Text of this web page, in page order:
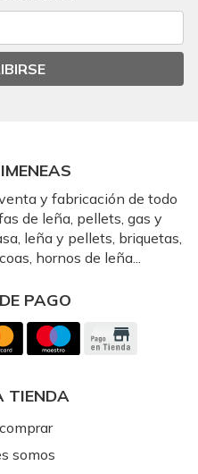
y fabricación de todo
de leña, pellets, gas y
leña y pellets, briquetas,
hornos de leña...
PAGO
TIENDA
somos